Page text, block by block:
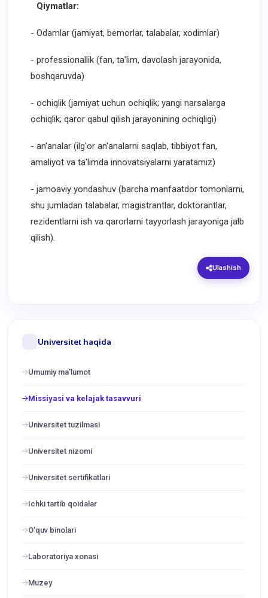
Qiymatlar:
- Odamlar (jamiyat, bemorlar, talabalar, xodimlar)
- professionallik (fan, ta'lim, davolash jarayonida,
boshqaruvda)
- ochiqlik (jamiyat uchun ochiqlik; yangi narsalarga
ochiqlik; qaror qabul qilish jarayonining ochiqligi)
- an'analar (ilg'or an'analarni saqlab, tibbiyot fan,
amaliyot va ta'limda innovatsiyalarni yaratamiz)
- jamoaviy yondashuv (barcha manfaatdor tomonlarni,
shu jumladan talabalar, magistrantlar, doktorantlar,
rezidentlarni ish va qarorlarni tayyorlash jarayoniga jalb
qilish).
Ulashish
Universitet haqida
Umumiy ma'lumot
Missiyasi va kelajak tasavvuri
Universitet tuzilmasi
Universitet nizomi
Universitet sertifikatlari
Ichki tartib qoidalar
O'quv binolari
Laboratoriya xonasi
Muzey